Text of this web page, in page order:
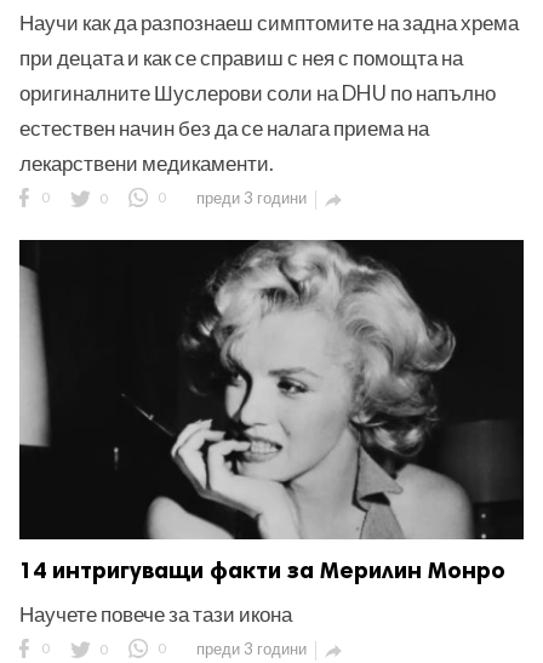
Научи как да разпознаеш симптомите на задна хрема
при децата и как се справиш с нея с помощта на
оригиналните Шуслерови соли на DHU по напълно
естествен начин без да се налага приема на
лекарствени медикаменти.
0 0 0 преди 3 години 
14 интригуващи факти за Мерилин Монро
Научете повече за тази икона
0 0 0 преди 3 години 